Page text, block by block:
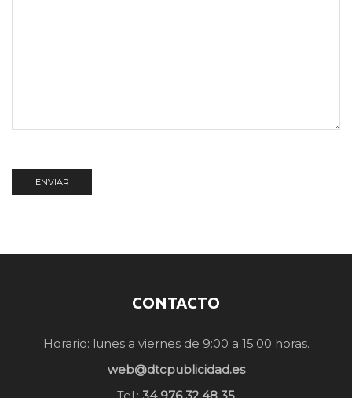
CONTACTO
Horario: lunes a viernes de 9:00 a 15:00 horas.
web@dtcpublicidad.es